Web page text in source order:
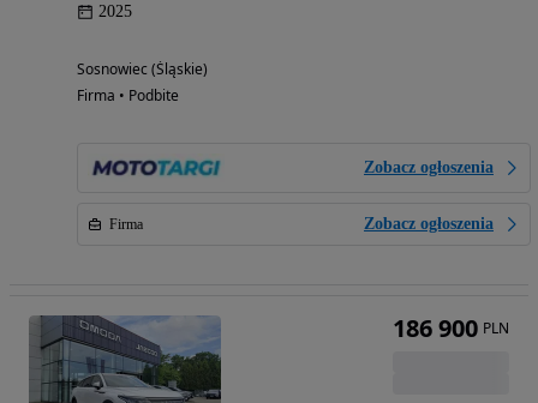
2025
Sosnowiec (Śląskie)
Firma • Podbite
Zobacz ogłoszenia
Firma Zobacz ogłoszenia
186 900 PLN